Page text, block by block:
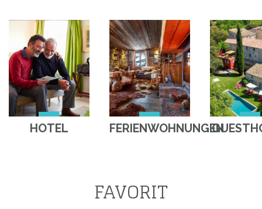
HOTEL FERIENWOHNUNGEN
FAVORIT